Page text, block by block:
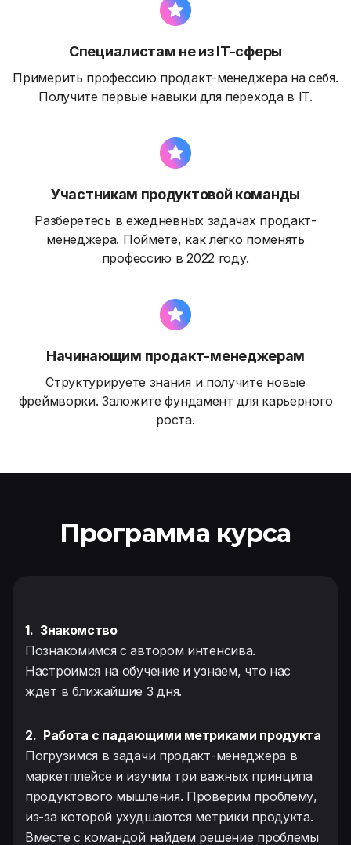
Специалистам не из IT-сферы
Примерить профессию продакт-менеджера на себя.
Получите первые навыки для перехода в IT.
Участникам продуктовой команды
Разберетесь в ежедневных задачах продакт-
менеджера. Поймете, как легко поменять
профессию в 2022 году.
Начинающим продакт-менеджерам
Структурируете знания и получите новые
фреймворки. Заложите фундамент для карьерного
роста.
Программа курса
1. Знакомство
Познакомимся с автором интенсива.
Настроимся на обучение и узнаем, что нас
ждет в ближайшие 3 дня.
2. Работа с падающими метриками продукта
Погрузимся в задачи продакт-менеджера в
маркетплейсе и изучим три важных принципа
продуктового мышления. Проверим проблему,
из-за которой ухудшаются метрики продукта.
Вместе с командой найдем решение проблемы